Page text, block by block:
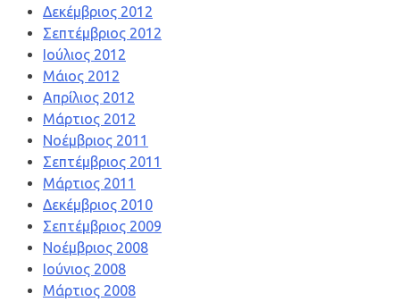
Δεκέμβριος 2012
Σεπτέμβριος 2012
Ιούλιος 2012
Μάιος 2012
Απρίλιος 2012
Μάρτιος 2012
Νοέμβριος 2011
Σεπτέμβριος 2011
Μάρτιος 2011
Δεκέμβριος 2010
Σεπτέμβριος 2009
Νοέμβριος 2008
Ιούνιος 2008
Μάρτιος 2008